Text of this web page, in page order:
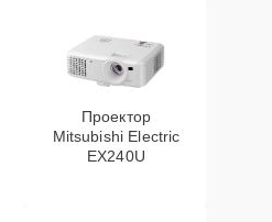
Проектор
Mitsubishi Electric
EX240U